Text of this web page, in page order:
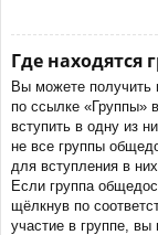
Где находятся
Вы можете
по ссылке «Группы»
вступить в одну из
не все группы
для вступления в
Если группа
щёлкнув по
участие в группе, вы